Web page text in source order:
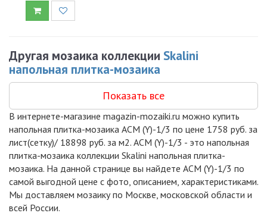
Другая мозаика коллекции Skalini
напольная плитка-мозаика
Показать все
В интернете-магазине magazin-mozaiki.ru можно купить
напольная плитка-мозаика ACM (Y)-1/3 по цене 1758 руб. за
лист(сетку)/ 18898 руб. за м2. ACM (Y)-1/3 - это напольная
плитка-мозаика коллекции Skalini напольная плитка-
мозаика. На данной странице вы найдете ACM (Y)-1/3 по
самой выгодной цене с фото, описанием, характеристиками.
Мы доставляем мозаику по Москве, московской области и
всей России.